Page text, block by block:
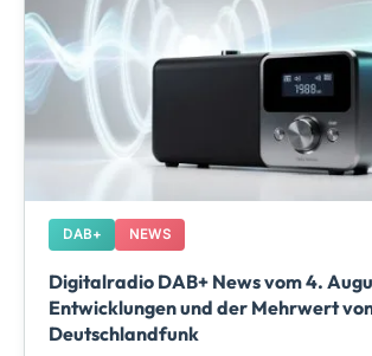
DAB+ NEWS
Digitalradio DAB+ News vom 4.
Entwicklungen und der Mehrwert
Deutschlandfunk